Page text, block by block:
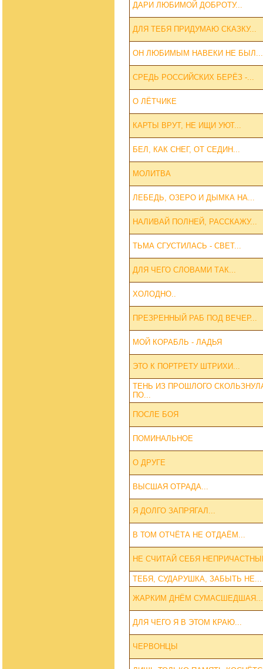
ДАРИ ЛЮБИМОЙ ДОБРОТУ...
ДЛЯ ТЕБЯ ПРИДУМАЮ СКАЗКУ...
ОН ЛЮБИМЫМ НАВЕКИ НЕ БЫЛ...
СРЕДЬ РОССИЙСКИХ БЕРЁЗ -...
О ЛЁТЧИКЕ
КАРТЫ ВРУТ, НЕ ИЩИ УЮТ...
БЕЛ, КАК СНЕГ, ОТ СЕДИН...
МОЛИТВА
ЛЕБЕДЬ, ОЗЕРО И ДЫМКА НА...
НАЛИВАЙ ПОЛНЕЙ, РАССКАЖУ...
ТЬМА СГУСТИЛАСЬ - СВЕТ...
ДЛЯ ЧЕГО СЛОВАМИ ТАК...
ХОЛОДНО..
ПРЕЗРЕННЫЙ РАБ ПОД ВЕЧЕР...
МОЙ КОРАБЛЬ - ЛАДЬЯ
ЭТО К ПОРТРЕТУ ШТРИХИ...
ТЕНЬ ИЗ ПРОШЛОГО
ПО...
ПОСЛЕ БОЯ
ПОМИНАЛЬНОЕ
О ДРУГЕ
ВЫСШАЯ ОТРАДА...
Я ДОЛГО ЗАПРЯГАЛ...
В ТОМ ОТЧЁТА НЕ ОТДАЁМ...
НЕ СЧИТАЙ СЕБЯ
ТЕБЯ, СУДАРУШКА, ЗАБЫТЬ НЕ...
ЖАРКИМ ДНЁМ СУМАСШЕДШАЯ...
ДЛЯ ЧЕГО Я В ЭТОМ КРАЮ...
ЧЕРВОНЦЫ